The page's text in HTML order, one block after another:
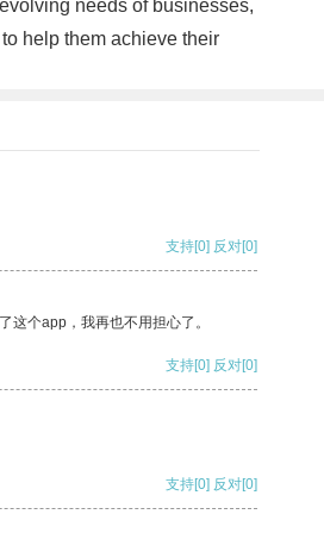
needs of businesses,
help them achieve their
支持[0] 反对[0]
个app，我再也不用担心了。
支持[0] 反对[0]
支持[0] 反对[0]